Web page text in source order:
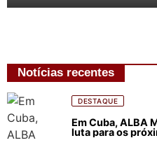
Notícias recentes
DESTAQUE
Em Cuba, ALBA
luta para os